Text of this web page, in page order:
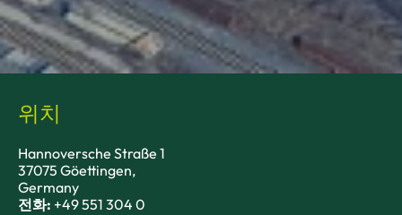
위치
Hannoversche Straße 1
37075 Göettingen,
Germany
전화: +49 551 304 0